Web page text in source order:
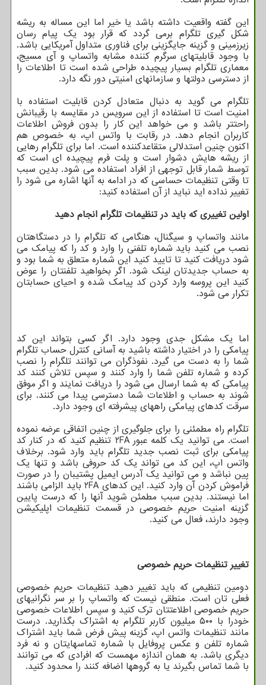
این گفته واقعیت داشته باشد یا خیر اما این مساله به ریشه
شکل گیری تلگرام برمی گردد که قرار بود یک پیام رسان
زیرزمینی و گزینه جایگزینی برای فناوری متداول آمریکایی باشد.
با وجود قابلیتهای سرگرم کننده مشابه واتساپ و آی مسیج،
معماری تلگرام بسیار پیچیده طراحی شده است تا اطلاعات را
از دسترسی دولتها و سازمانهای امنیتی دور نگه دارد.
تلگرام می گوید به دنبال متعادل کردن قابلیت استفاده با
امنیت است تا استفاده از این سرویس در مقایسه با رقیبانش
راحتتر باشد و می خواهد این کار را بدون فروش اطلاعات
کاربران انجام دهد. در رقابت با واتس اپ، به خصوص هم
اکنون چنین استدلالی متقاعدکننده است. اما برای تلگرام رهایی
از ریشه هایش دشوار است و پلت فرم پیچیده ای است که
توسط شمار قابل توجهی از افراد استفاده می شود. بدین سبب
تا وقتی تنظیمات حساسی که در ادامه به آنها اشاره می شود را
تغییر نداده اید نباید از آن استفاده کنید:
اولین تغییری که باید در تنظیمات تلگرام انجام دهید
مانند واتساپ و سیگنال، هنگامی که تلگرام را در دستگاهتان
نصب می کنید باید شماره تلفنی را وارد و کد را که پیامک می
شود دریافت کنید تا تایید کنید این شماره متعلق به شما بود و
به حساب جدیدتان لینک شود. اگر بخواهید تلفنتان را عوض
کنید این پروسه وارد کردن کد پیامک شده و احیای حسابتان
تکرار می شود.
اما یک مشکل جدی وجود دارد. اگر کسی بتواند این کد
پیامکی را در اختیار داشته باشید به آسانی کنترل حساب تلگرام
شما را به دست می گیرد. نفوذگران می توانند تلگرام را نصب
کرده و شماره تلفن شما را وارد کنند و سپس تلاش کنند کد
پیامکی که به شما ارسال می شود را دریافت نمایند و اگر موفق
شوند به حساب و اطلاعات شما دسترسی پیدا می کنند. برای
سرقت کدهای پیامکی راههای پیشرفته ای وجود دارد.
تلگرام راه مطمئنی را برای جلوگیری از چنین اتفاقی عرضه نموده
است. می توانید یک کلمه عبور ۲FA تنظیم کنید که در کنار کد
پیامکی برای ثبت نصب جدید تلگرام باید وارد شود. برخلاف
واتس اپ، این کد می تواند یک کد حروفی باشد و تنها یک
پین نباشد و می توانید یک آدرس ایمیل پشتیبان را در صورت
فراموش کردن آن وارد کنید. این کدهای ۲FA باید الزامی باشند
اما نیستند. بدین سبب مطمئن شوید آنها را که درست پایین
گزینه امنیت حریم خصوصی در قسمت تنظیمات اپلیکیشن
وجود دارند، فعال می کنید.
تغییر تنظیمات حریم خصوصی
دومین تنظیمی که باید تغییر دهید تنظیمات حریم خصوصی
فعلی تان است. منطقی نیست که واتساپ را بر سر نگرانیهای
حریم خصوصی اطلاعتتان ترک کنید و سپس اطلاعات خصوصی
خودرا با ۵۰۰ میلیون کاربر تلگرام به اشتراک بگذارید. درست
مانند تنظیمات واتس اپ، گزینه پیش فرض شما باید اشتراک
شماره تلفن و عکس پروفایل با شماره تماسهایتان و نه فرد
دیگری باشد. به همان اندازه مهمست که افرادی که می توانند
با شما تماس بگیرند یا به گروهها اضافه کنند را محدود کنید.